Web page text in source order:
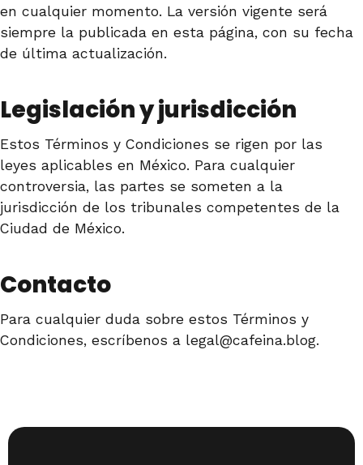
en cualquier momento. La versión vigente será
siempre la publicada en esta página, con su fecha
de última actualización.
Legislación y jurisdicción
Estos Términos y Condiciones se rigen por las
leyes aplicables en México. Para cualquier
controversia, las partes se someten a la
jurisdicción de los tribunales competentes de la
Ciudad de México.
Contacto
Para cualquier duda sobre estos Términos y
Condiciones, escríbenos a legal@cafeina.blog.